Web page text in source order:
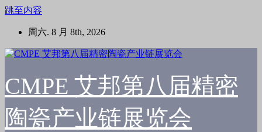
跳至内容
周六. 8 月 8th, 2026
CMPE 艾邦第八届精密
陶瓷产业链展览会